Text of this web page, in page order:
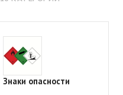
Знаки опасности